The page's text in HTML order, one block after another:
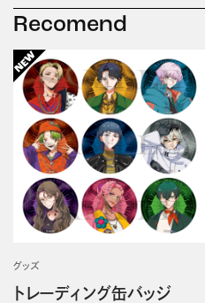
Recomend
グッズ
トレーディング缶バッジ